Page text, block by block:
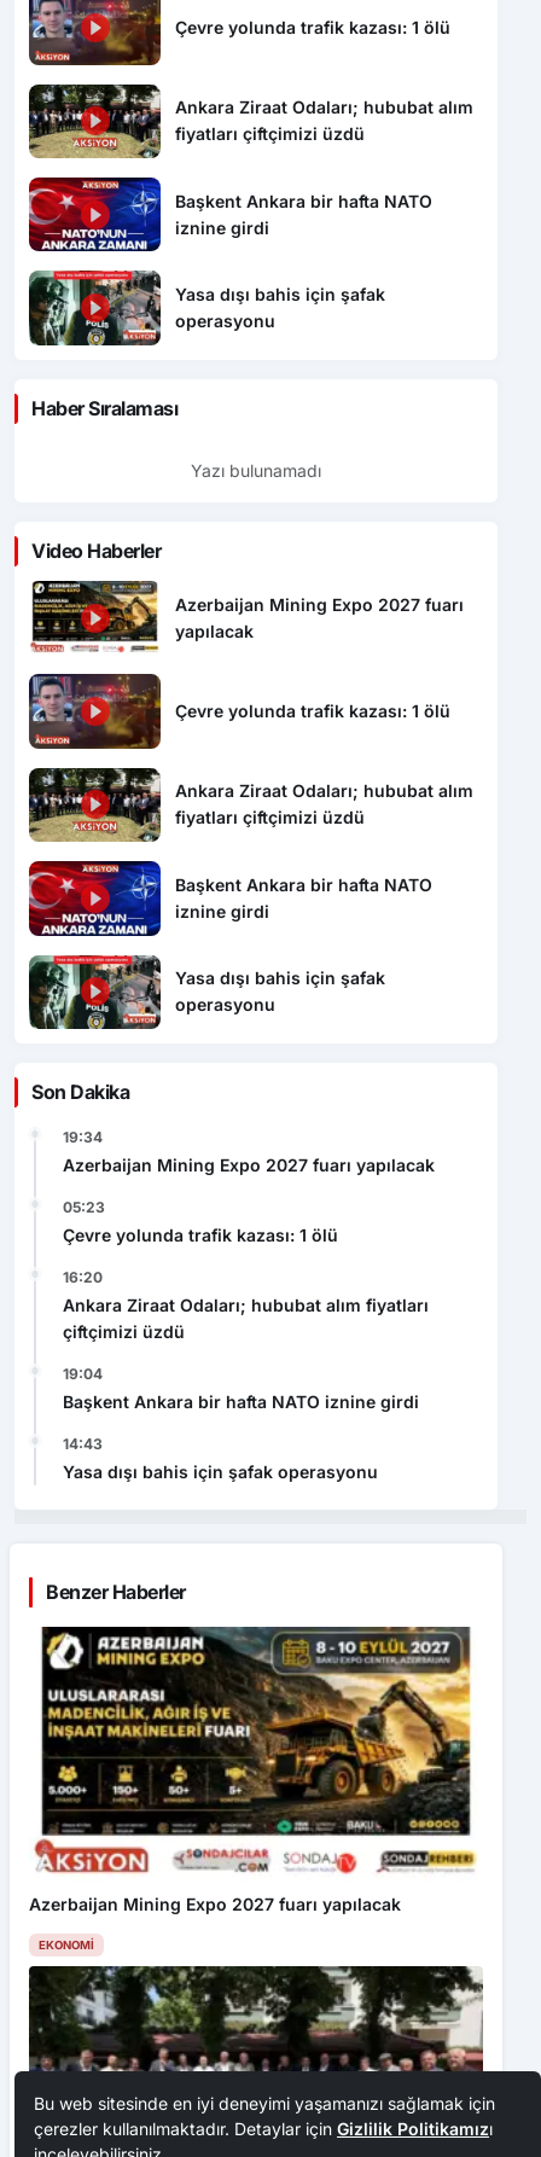
Çevre yolunda trafik kazası: 1 ölü
Ankara Ziraat Odaları; hububat alım
fiyatları çiftçimizi üzdü
Başkent Ankara bir hafta NATO
iznine girdi
Yasa dışı bahis için şafak
operasyonu
Haber Sıralaması
Yazı bulunamadı
Video Haberler
Azerbaijan Mining Expo 2027 fuarı
yapılacak
Çevre yolunda trafik kazası: 1 ölü
Ankara Ziraat Odaları; hububat alım
fiyatları çiftçimizi üzdü
Başkent Ankara bir hafta NATO
iznine girdi
Yasa dışı bahis için şafak
operasyonu
Son Dakika
19:34
Azerbaijan Mining Expo 2027 fuarı yapılacak
05:23
Çevre yolunda trafik kazası: 1 ölü
16:20
Ankara Ziraat Odaları; hububat alım fiyatları
çiftçimizi üzdü
19:04
Başkent Ankara bir hafta NATO iznine girdi
14:43
Yasa dışı bahis için şafak operasyonu
Benzer Haberler
Azerbaijan Mining Expo 2027 fuarı yapılacak
EKONOMI
Bu web sitesinde en iyi deneyimi yaşamanızı sağlamak için
çerezler kullanılmaktadır. Detaylar için Gizlilik Politikamızı